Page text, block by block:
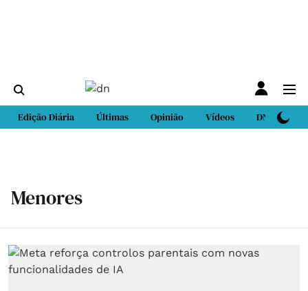
Edição Diária Últimas Opinião Vídeos DN Sport
Menores